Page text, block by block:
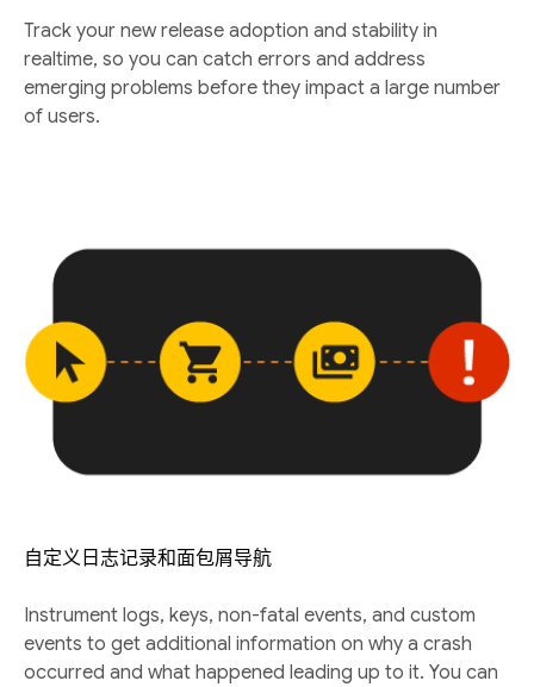
Track your new release adoption and stability in
realtime, so you can catch errors and address
emerging problems before they impact a large number
of users.
自定义日志记录和面包屑导航
Instrument logs, keys, non-fatal events, and custom
events to get additional information on why a crash
occurred and what happened leading up to it. You can